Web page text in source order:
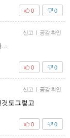
0
0
신고 | 공감 확인
...
0
0
신고 | 공감 확인
도그렇고
0
0